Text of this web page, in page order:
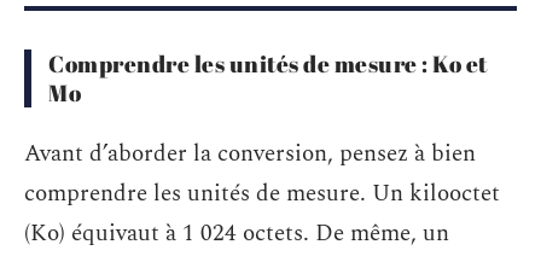
Comprendre les unités de mesure : Ko et
Mo
Avant d’aborder la conversion, pensez à bien
comprendre les unités de mesure. Un kilooctet
(Ko) équivaut à 1 024 octets. De même, un